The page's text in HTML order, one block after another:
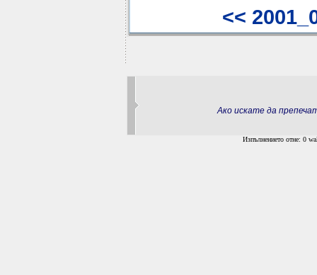
<<
Ако искате да
Изпълнението отне: 0